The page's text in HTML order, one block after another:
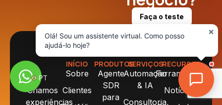
Faça o teste
PT
Criamos
experiências
INÍCIO
Sobre
Clientes
PRODUTOS
Agente
SDR
para
SERVIÇOS
Automação
& IA
Consultoria
RECURSOS
Ferramentas
Notícias
×
Olá! Sou um assistente virtual. Como posso
ajudá-lo hoje?